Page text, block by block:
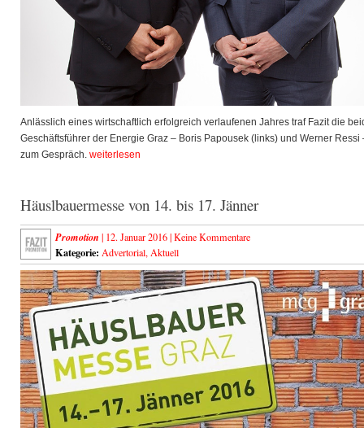
Anlässlich eines wirtschaftlich erfolgreich verlaufenen Jahres traf Fazit die
Geschäftsführer der Energie Graz – Boris Papousek (links) und Werner Ressi
zum Gespräch. weiterlesen
Häuslbauermesse von 14. bis 17. Jänner
Promotion | 12. Januar 2016 |Keine Kommentare
Kategorie: Advertorial, Aktuell